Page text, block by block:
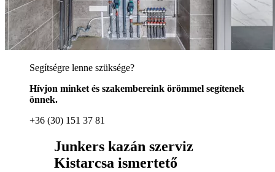
Segítségre lenne szüksége?
Hívjon minket és szakembereink örömmel segítenek
önnek.
+36 (30) 151 37 81
Junkers kazán szerviz
Kistarcsa ismertető